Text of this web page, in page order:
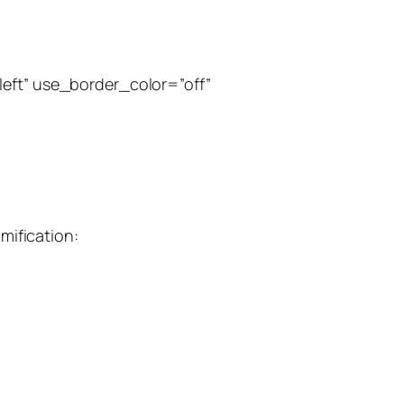
use_border_color=”off”